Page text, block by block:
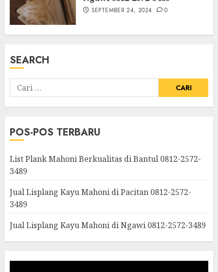
SEPTEMBER 24, 2024 0
SEARCH
POS-POS TERBARU
List Plank Mahoni Berkualitas di Bantul 0812-2572-
3489
Jual Lisplang Kayu Mahoni di Pacitan 0812-2572-
3489
Jual Lisplang Kayu Mahoni di Ngawi 0812-2572-3489